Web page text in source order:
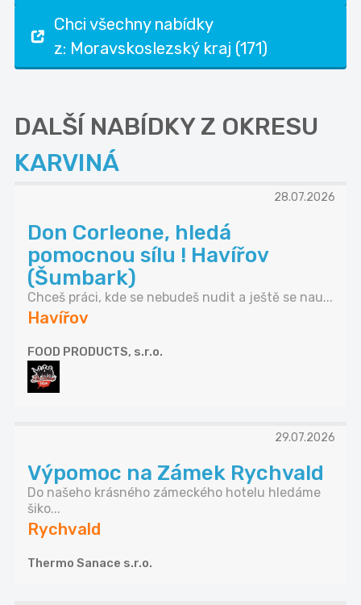
Chci všechny nabídky
z: Moravskoslezský kraj (171)
DALŠÍ NABÍDKY Z OKRESU
KARVINÁ
28.07.2026
Don Corleone, hledá
pomocnou sílu ! Havířov
(Šumbark)
Chceš práci, kde se nebudeš nudit a ještě se nau...
Havířov
FOOD PRODUCTS, s.r.o.
29.07.2026
Výpomoc na Zámek Rychvald
Do našeho krásného zámeckého hotelu hledáme
šiko...
Rychvald
Thermo Sanace s.r.o.